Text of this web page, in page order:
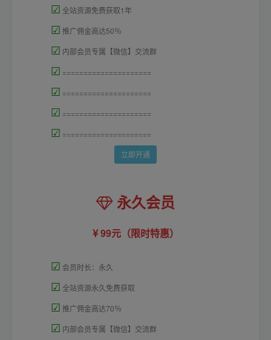
☑ 全站资源免费获取1年
☑ 推广佣金高达50％
☑ 内部会员专属【微信】交流群
☑ =====================
☑ =====================
☑ =====================
☑ =====================
立即开通
永久会员
99元（限时特惠）
☑ 会员时长：永久
☑ 全站资源永久免费获取
☑ 推广佣金高达70％
☑ 内部会员专属【微信】交流群